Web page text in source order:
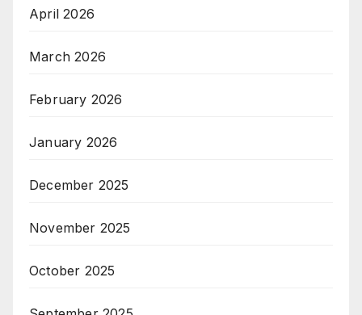
April 2026
March 2026
February 2026
January 2026
December 2025
November 2025
October 2025